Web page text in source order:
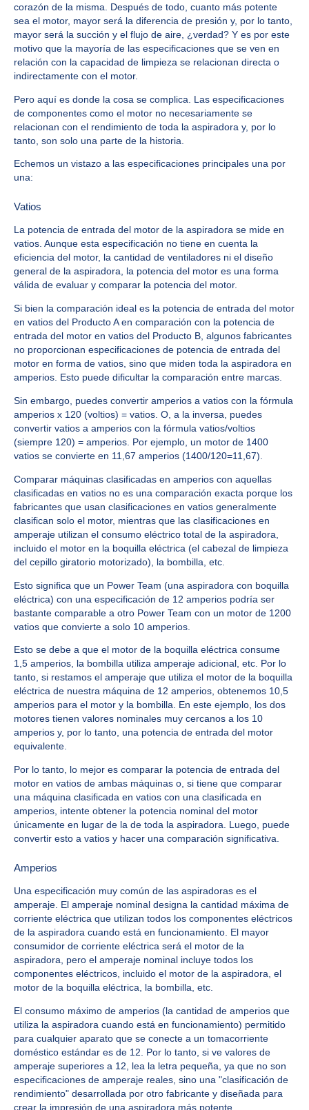
corazón de la misma. Después de todo, cuanto más potente
sea el motor, mayor será la diferencia de presión y, por lo tanto,
mayor será la succión y el flujo de aire, ¿verdad? Y es por este
motivo que la mayoría de las especificaciones que se ven en
relación con la capacidad de limpieza se relacionan directa o
indirectamente con el motor.
Pero aquí es donde la cosa se complica. Las especificaciones
de componentes como el motor no necesariamente se
relacionan con el rendimiento de toda la aspiradora y, por lo
tanto, son solo una parte de la historia.
Echemos un vistazo a las especificaciones principales una por
una:
Vatios
La potencia de entrada del motor de la aspiradora se mide en
vatios. Aunque esta especificación no tiene en cuenta la
eficiencia del motor, la cantidad de ventiladores ni el diseño
general de la aspiradora, la potencia del motor es una forma
válida de evaluar y comparar la potencia del motor.
Si bien la comparación ideal es la potencia de entrada del motor
en vatios del Producto A en comparación con la potencia de
entrada del motor en vatios del Producto B, algunos fabricantes
no proporcionan especificaciones de potencia de entrada del
motor en forma de vatios, sino que miden toda la aspiradora en
amperios. Esto puede dificultar la comparación entre marcas.
Sin embargo, puedes convertir amperios a vatios con la fórmula
amperios x 120 (voltios) = vatios. O, a la inversa, puedes
convertir vatios a amperios con la fórmula vatios/voltios
(siempre 120) = amperios. Por ejemplo, un motor de 1400
vatios se convierte en 11,67 amperios (1400/120=11,67).
Comparar máquinas clasificadas en amperios con aquellas
clasificadas en vatios no es una comparación exacta porque los
fabricantes que usan clasificaciones en vatios generalmente
clasifican solo el motor, mientras que las clasificaciones en
amperaje utilizan el consumo eléctrico total de la aspiradora,
incluido el motor en la boquilla eléctrica (el cabezal de limpieza
del cepillo giratorio motorizado), la bombilla, etc.
Esto significa que un Power Team (una aspiradora con boquilla
eléctrica) con una especificación de 12 amperios podría ser
bastante comparable a otro Power Team con un motor de 1200
vatios que convierte a solo 10 amperios.
Esto se debe a que el motor de la boquilla eléctrica consume
1,5 amperios, la bombilla utiliza amperaje adicional, etc. Por lo
tanto, si restamos el amperaje que utiliza el motor de la boquilla
eléctrica de nuestra máquina de 12 amperios, obtenemos 10,5
amperios para el motor y la bombilla. En este ejemplo, los dos
motores tienen valores nominales muy cercanos a los 10
amperios y, por lo tanto, una potencia de entrada del motor
equivalente.
Por lo tanto, lo mejor es comparar la potencia de entrada del
motor en vatios de ambas máquinas o, si tiene que comparar
una máquina clasificada en vatios con una clasificada en
amperios, intente obtener la potencia nominal del motor
únicamente en lugar de la de toda la aspiradora. Luego, puede
convertir esto a vatios y hacer una comparación significativa.
Amperios
Una especificación muy común de las aspiradoras es el
amperaje. El amperaje nominal designa la cantidad máxima de
corriente eléctrica que utilizan todos los componentes eléctricos
de la aspiradora cuando está en funcionamiento. El mayor
consumidor de corriente eléctrica será el motor de la
aspiradora, pero el amperaje nominal incluye todos los
componentes eléctricos, incluido el motor de la aspiradora, el
motor de la boquilla eléctrica, la bombilla, etc.
El consumo máximo de amperios (la cantidad de amperios que
utiliza la aspiradora cuando está en funcionamiento) permitido
para cualquier aparato que se conecte a un tomacorriente
doméstico estándar es de 12. Por lo tanto, si ve valores de
amperaje superiores a 12, lea la letra pequeña, ya que no son
especificaciones de amperaje reales, sino una "clasificación de
rendimiento" desarrollada por otro fabricante y diseñada para
crear la impresión de una aspiradora más potente.